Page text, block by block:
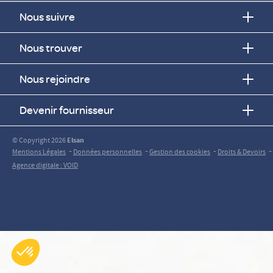
Nous suivre
Nous trouver
Nous rejoindre
Devenir fournisseur
© Copyright 2026Elsan
Mentions Légales -Données personnelles -Gestion des cookies -Droits & Devoirs -
Agence digitale : VOID